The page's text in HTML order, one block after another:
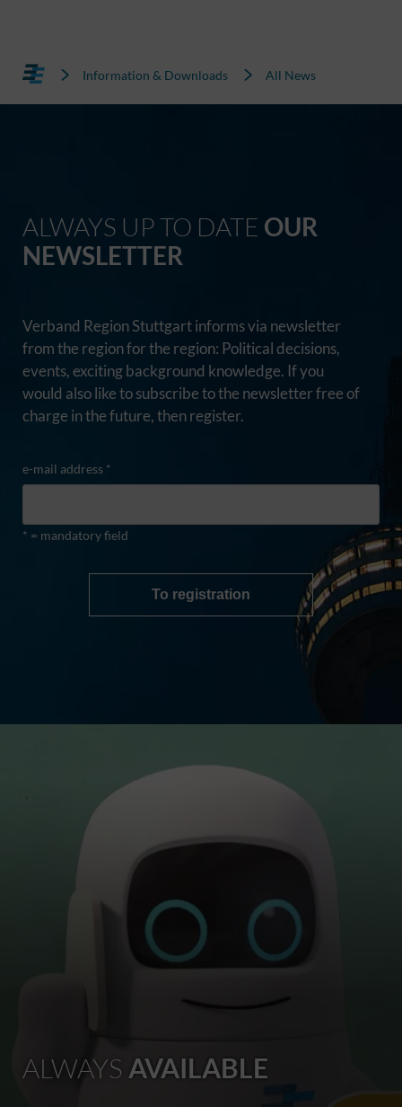
Information & Downloads All News
ALWAYS UP TO DATE OUR
NEWSLETTER
Verband Region Stuttgart informs via newsletter
from the region for the region: Political decisions,
events, exciting background knowledge. If you
would also like to subscribe to the newsletter free of
charge in the future, then register.
e-mail address *
* = mandatory field
To registration
ALWAYS AVAILABLE